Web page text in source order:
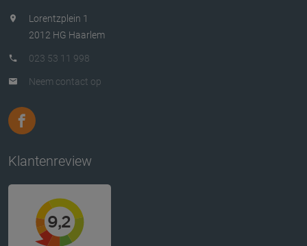
Lorentzplein 1
2012 HG Haarlem
023 53 11 998
Neem contact op
Klantenreview